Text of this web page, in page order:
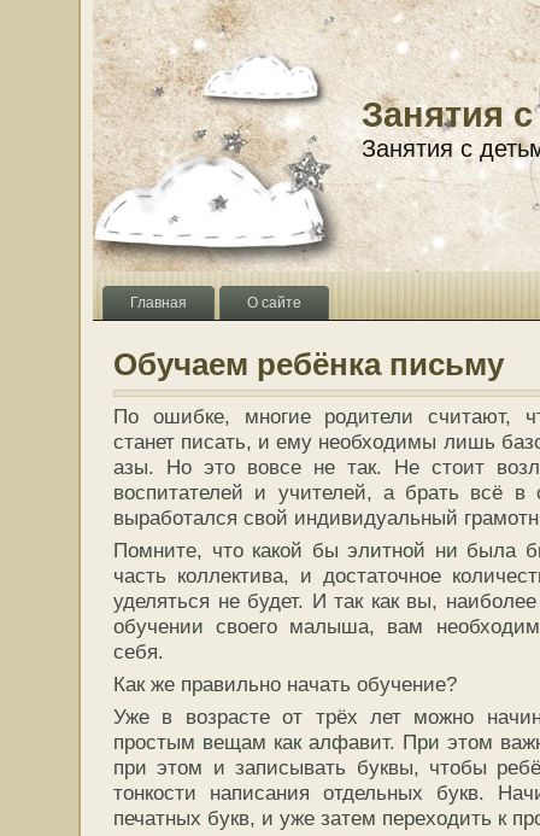
Занятия
Занятия с
Главная О сайте
Обучаем ребёнка письму
По ошибке, многие родители считают,
станет писать, и ему необходимы лишь
азы. Но это вовсе не так. Не стоит
воспитателей и учителей, а брать всё в
выработался свой индивидуальный
Помните, что какой бы элитной ни была
часть коллектива, и достаточное
уделяться не будет. И так как вы,
обучении своего малыша, вам
себя.
Как же правильно начать обучение?
Уже в возрасте от трёх лет можно
простым вещам как алфавит. При этом
при этом и записывать буквы, чтобы
тонкости написания отдельных букв.
печатных букв, и уже затем переходить к